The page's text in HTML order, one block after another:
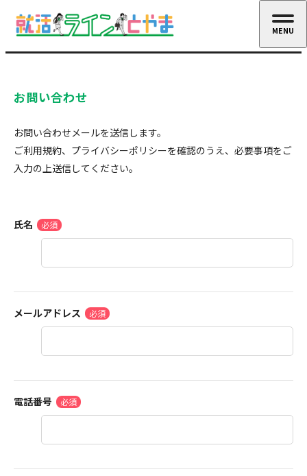
お問い合わせ
お問い合わせメールを送信します。
ご利用規約、プライバシーポリシーを確認のうえ、必要事項をご
入力の上送信してください。
氏名
メールアドレス
電話番号
MENU